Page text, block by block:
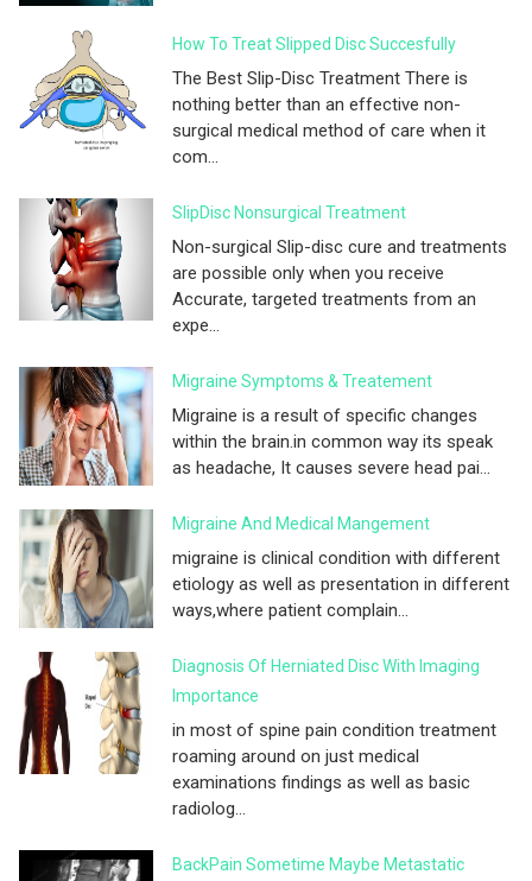
How To Treat Slipped Disc Succesfully
The Best Slip-Disc Treatment There is
nothing better than an effective non-
surgical medical method of care when it
com...
SlipDisc Nonsurgical Treatment
Non-surgical Slip-disc cure and treatments
are possible only when you receive
Accurate, targeted treatments from an
expe...
Migraine Symptoms & Treatement
Migraine is a result of specific changes
within the brain.in common way its speak
as headache, It causes severe head pai...
Migraine And Medical Mangement
migraine is clinical condition with different
etiology as well as presentation in different
ways,where patient complain...
Diagnosis Of Herniated Disc With Imaging
Importance
in most of spine pain condition treatment
roaming around on just medical
examinations findings as well as basic
radiolog...
BackPain Sometime Maybe Metastatic